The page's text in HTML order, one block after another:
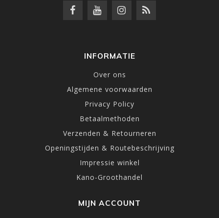
INFORMATIE
Over ons
Algemene voorwaarden
Privacy Policy
Betaalmethoden
Verzenden & Retourneren
Openingstijden & Routebeschrijving
Impressie winkel
Kano-Groothandel
MIJN ACCOUNT